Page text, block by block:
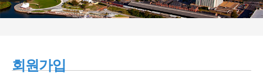
회원가입
- 공지사항
- 몽고메리 한인회 이모저모